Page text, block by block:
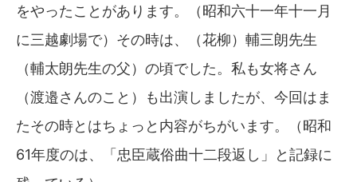
をやったことがあります。（昭和六十一年十一月
に三越劇場で）その時は、（花柳）輔三朗先生
（輔太朗先生の父）の頃でした。私も女将さん
（渡邉さんのこと）も出演しましたが、今回はま
たその時とはちょっと内容がちがいます。（昭和
61年度のは、「忠臣蔵俗曲十二段返し」と記録に